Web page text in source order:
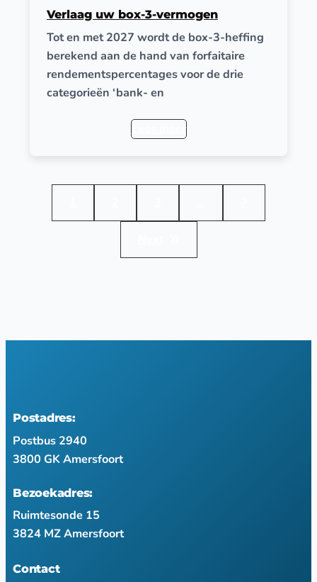
Verlaag uw box-3-vermogen
Tot en met 2027 wordt de box-3-heffing
berekend aan de hand van forfaitaire
rendementspercentages voor de drie
categorieën ‘bank- en
Postadres:
Postbus 2940
3800 GK Amersfoort
Bezoekadres:
Ruimtesonde 15
3824 MZ Amersfoort
Contact